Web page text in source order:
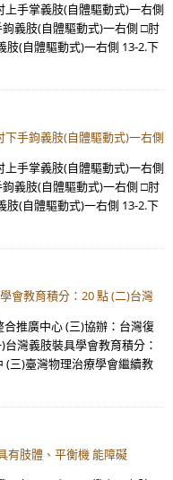
手掌義肢(自體驅動式)一右側
義肢(自體驅動式)一右側 □肘
(自體驅動式)一右側 13-2.下
手鉤義肢(自體驅動式)一右側
手掌義肢(自體驅動式)一右側
義肢(自體驅動式)一右側 □肘
(自體驅動式)一右側 13-2.下
會教育積分：20 點 (二)台灣
推廣中心 (三)協辦：台灣復
灣義肢裝具學會教育積分：
(三)臺灣物理治療學會繼續教
有肢體、平衡機 能障礙